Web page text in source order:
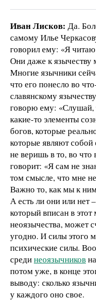
Иван Лисков: Да.
самому Илье
говорил ему: «Я
Они даже к
Многие язычники
что его понесло во
славянскому
говорю ему: «Слушай,
какие-то элементы
богов, которые
которые являют
не веришь в то, во
говорит: «Я сам не
том смысле, что мне
Важно то, как мы к
А есть ли они или нет
который вписан в
неоязычества, может
угодно. И силы этого
психические силы.
срединеоязычников
потом уже, в конце
выводу: сколько
у каждого оно свое.